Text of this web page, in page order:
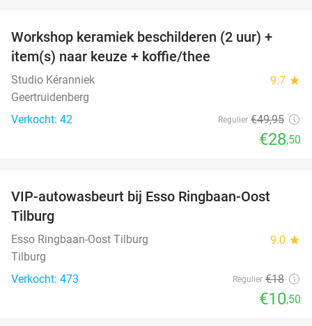
43%
Workshop keramiek beschilderen (2 uur) +
item(s) naar keuze + koffie/thee
Studio Kéranniek 9.7 star
Geertruidenberg
Verkocht: 42
Regulier €49,95
€28,50
42%
VIP-autowasbeurt bij Esso Ringbaan-Oost
Tilburg
Esso Ringbaan-Oost Tilburg 9.0 star
Tilburg
Verkocht: 473
Regulier €18
€10,50